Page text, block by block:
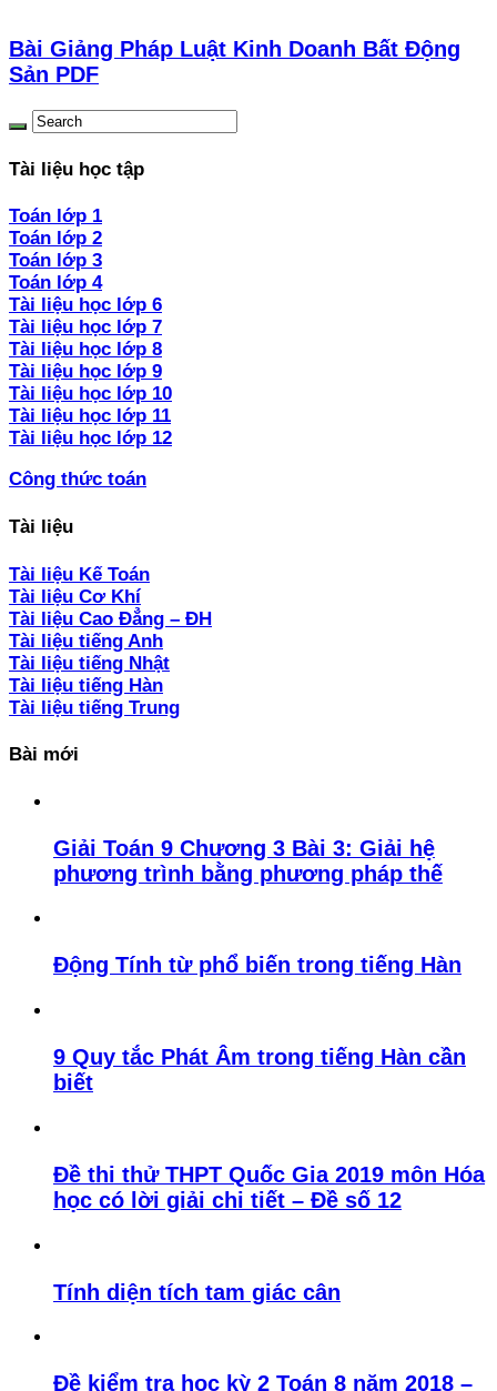
Bài Giảng Pháp Luật Kinh Doanh Bất Động
Sản PDF
Tài liệu học tập
Toán lớp 1
Toán lớp 2
Toán lớp 3
Toán lớp 4
Tài liệu học lớp 6
Tài liệu học lớp 7
Tài liệu học lớp 8
Tài liệu học lớp 9
Tài liệu học lớp 10
Tài liệu học lớp 11
Tài liệu học lớp 12
Công thức toán
Tài liệu
Tài liệu Kế Toán
Tài liệu Cơ Khí
Tài liệu Cao Đẳng – ĐH
Tài liệu tiếng Anh
Tài liệu tiếng Nhật
Tài liệu tiếng Hàn
Tài liệu tiếng Trung
Bài mới
Giải Toán 9 Chương 3 Bài 3: Giải hệ
phương trình bằng phương pháp thế
Động Tính từ phổ biến trong tiếng Hàn
9 Quy tắc Phát Âm trong tiếng Hàn cần
biết
Đề thi thử THPT Quốc Gia 2019 môn Hóa
học có lời giải chi tiết – Đề số 12
Tính diện tích tam giác cân
Đề kiểm tra học kỳ 2 Toán 8 năm 2018 –